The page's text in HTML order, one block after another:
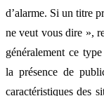
d’alarme. Si un titre
ne veut vous dire »,
généralement ce
la présence de
caractéristiques des